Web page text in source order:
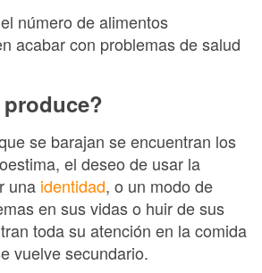
número de alimentos
acabar con problemas de salud
se barajan se encuentran los
el deseo de usar la
una identidad, o un modo de
en sus vidas o huir de sus
toda su atención en la comida
vuelve secundario.